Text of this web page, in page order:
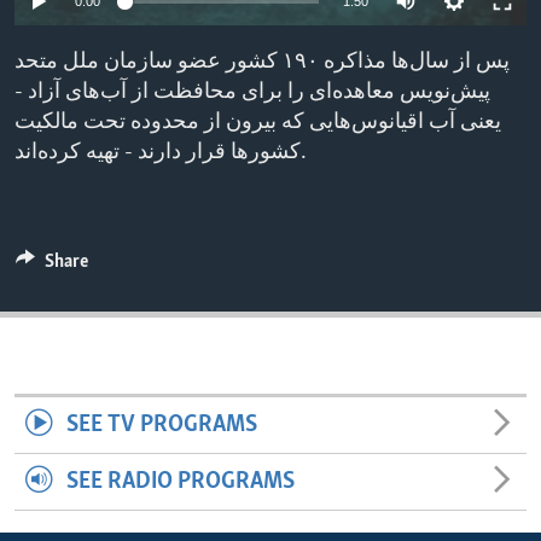
ENVIRONMENT AND HEALTH
IDEALS AND INSTITUTIONS
پس از سال‌ها مذاکره ۱۹۰ کشور عضو سازمان ملل متحد
پیش‌نویس معاهده‌ای را برای محافظت از آب‌های آزاد -
یعنی آب اقیانوس‌هایی که بیرون از محدوده تحت مالکیت
کشورها قرار دارند - تهیه کرده‌اند.
Share
SEE TV PROGRAMS
SEE RADIO PROGRAMS